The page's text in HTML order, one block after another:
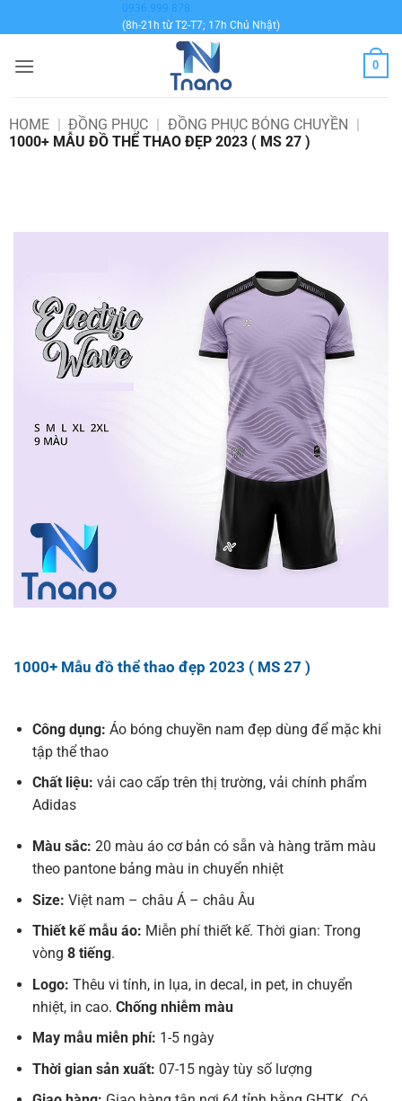
qua
dung
0936 999 878
(8h-21h từ T2-T7; 17h Chủ Nhật)
0
HOME | ĐỒNG PHỤC | ĐỒNG PHỤC BÓNG CHUYỀN |
1000+ MẪU ĐỒ THỂ THAO ĐẸP 2023 ( MS 27 )
1000+ Mẫu đồ thể thao đẹp 2023 ( MS 27 )
Công dụng: Áo bóng chuyền nam đẹp dùng để mặc khi
tập thể thao
Chất liệu: vải cao cấp trên thị trường, vải chính phẩm
Adidas
Màu sắc: 20 màu áo cơ bản có sẵn và hàng trăm màu
theo pantone bảng màu in chuyển nhiệt
Size: Việt nam – châu Á – châu Âu
Thiết kế mẫu áo: Miễn phí thiết kế. Thời gian: Trong
vòng 8 tiếng.
Logo: Thêu vi tính, in lụa, in decal, in pet, in chuyển
nhiệt, in cao. Chống nhiễm màu
May mẫu miễn phí: 1-5 ngày
Thời gian sản xuất: 07-15 ngày tùy số lượng